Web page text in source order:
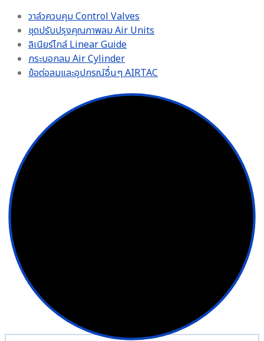
วาล์วควบคุม Control Valves
ชุดปรับปรุงคุณภาพลม Air Units
ลิเนียร์ไกล์ Linear Guide
กระบอกลม Air Cylinder
ข้อต่อลมและอุปกรณ์อื่นๆ AIRTAC